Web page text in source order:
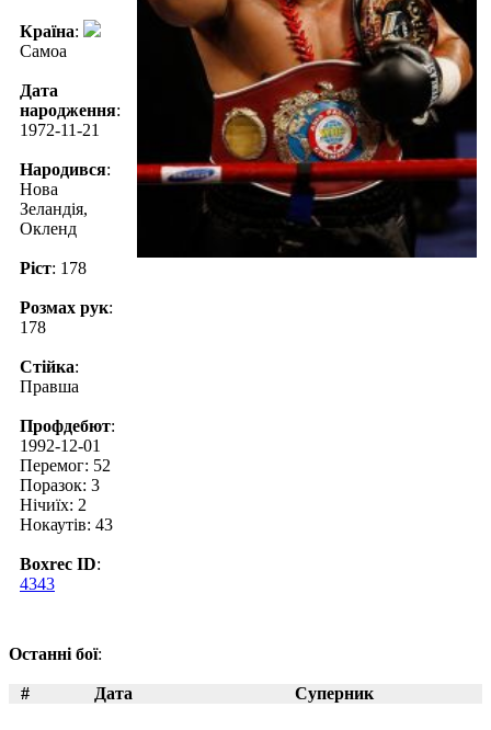
Країна:
Самоа
Дата
народження:
1972-11-21
Народився:
Нова
Зеландія,
Окленд
Ріст: 178
Розмах рук:
178
Стійка:
Правша
Профдебют:
1992-12-01
Перемог: 52
Поразок: 3
Нічиїх: 2
Нокаутів: 43
Boxrec ID:
4343
Останні бої:
# Дата Суперник